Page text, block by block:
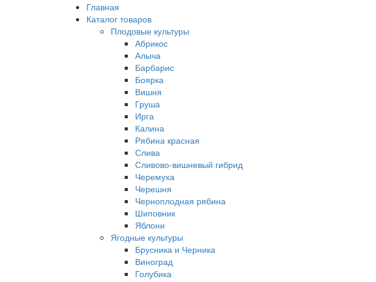
Главная
Каталог товаров
Плодовые культуры
Абрикос
Алыча
Барбарис
Боярка
Вишня
Груша
Ирга
Калина
Рябина красная
Слива
Сливово-вишневый гибрид
Черемуха
Черешня
Черноплодная рябина
Шиповник
Яблони
Ягодные культуры
Брусника и Черника
Виноград
Голубика